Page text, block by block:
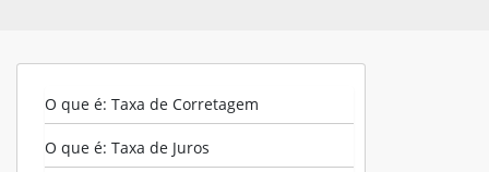
O que é: Taxa de Corretagem
O que é: Taxa de Juros